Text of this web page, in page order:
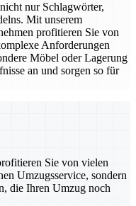
nur Schlagwörter,
Mit unserem
profitieren Sie von
Anforderungen
Möbel oder Lagerung
an und sorgen so für
Sie von vielen
Umzugsservice, sondern
die Ihren Umzug noch